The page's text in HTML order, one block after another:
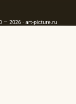
— 2026 · art-picture.ru